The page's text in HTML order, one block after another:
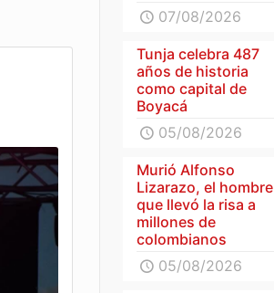
07/08/2026
Tunja celebra 487
años de historia
como capital de
Boyacá
05/08/2026
Murió Alfonso
Lizarazo, el hombre
que llevó la risa a
millones de
colombianos
05/08/2026